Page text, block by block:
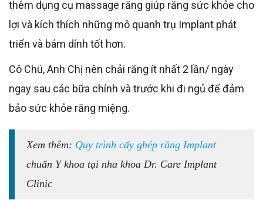
thêm dụng cụ massage răng giúp răng sức khỏe cho
lợi và kích thích những mô quanh trụ Implant phát
triển và bám dính tốt hơn.
Cô Chú, Anh Chị nên chải răng ít nhất 2 lần/ ngày
ngay sau các bữa chính và trước khi đi ngủ để đảm
bảo sức khỏe răng miệng.
Xem thêm: Quy trình cấy ghép răng Implant
chuẩn Y khoa tại nha khoa Dr. Care Implant
Clinic